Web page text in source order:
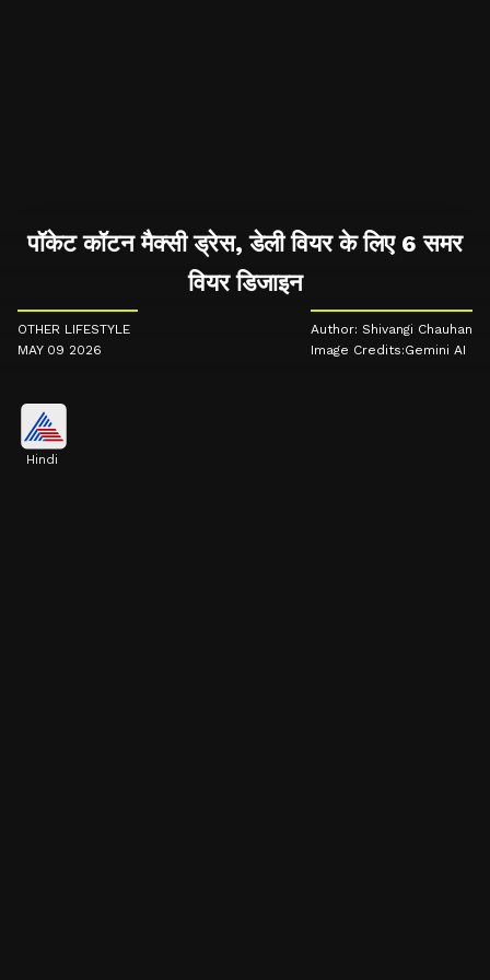
पॉकेट कॉटन मैक्सी ड्रेस, डेली वियर के लिए 6 समर
वियर डिजाइन
OTHER LIFESTYLE
MAY 09 2026
Author: Shivangi Chauhan
Image Credits:Gemini AI
Hindi